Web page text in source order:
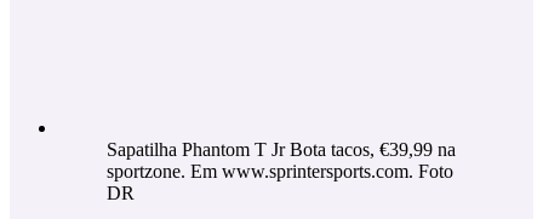
Sapatilha Phantom T Jr Bota tacos, €39,99 na
sportzone. Em www.sprintersports.com. Foto
DR